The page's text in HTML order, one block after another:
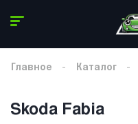
Главное Каталог
Skoda Fabia